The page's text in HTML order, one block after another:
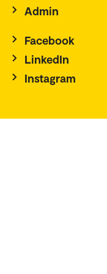
Admin
Facebook
LinkedIn
Instagram